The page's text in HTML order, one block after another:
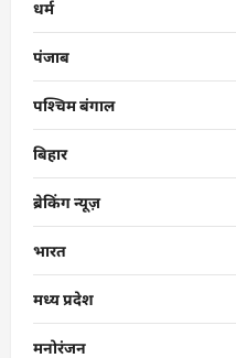
धर्म
पंजाब
पश्चिम बंगाल
बिहार
ब्रेकिंग न्यूज़
भारत
मध्य प्रदेश
मनोरंजन